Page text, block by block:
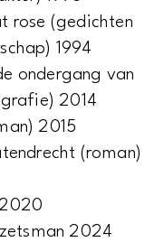
rose (gedichten
1994
ondergang van
2014
2015
(roman)
2024